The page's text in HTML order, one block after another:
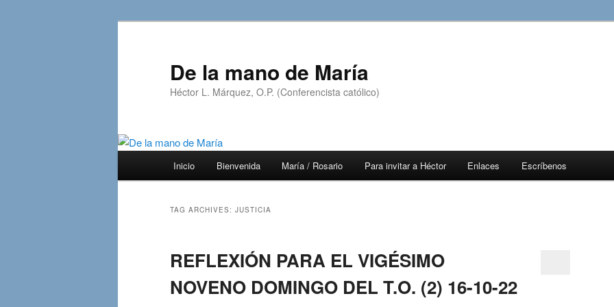
De la mano de María
Héctor L. Márquez, O.P. (Conferencista católico)
Inicio Bienvenida María / Rosario Para invitar a Héctor Enlaces Escríbenos
TAG ARCHIVES: JUSTICIA
REFLEXIÓN PARA EL VIGÉSIMO
NOVENO DOMINGO DEL T.O. (2) 16-10-22